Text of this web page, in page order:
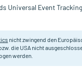
Pulver
Universal Event
nicht zwingend den
die USA nicht
werden.